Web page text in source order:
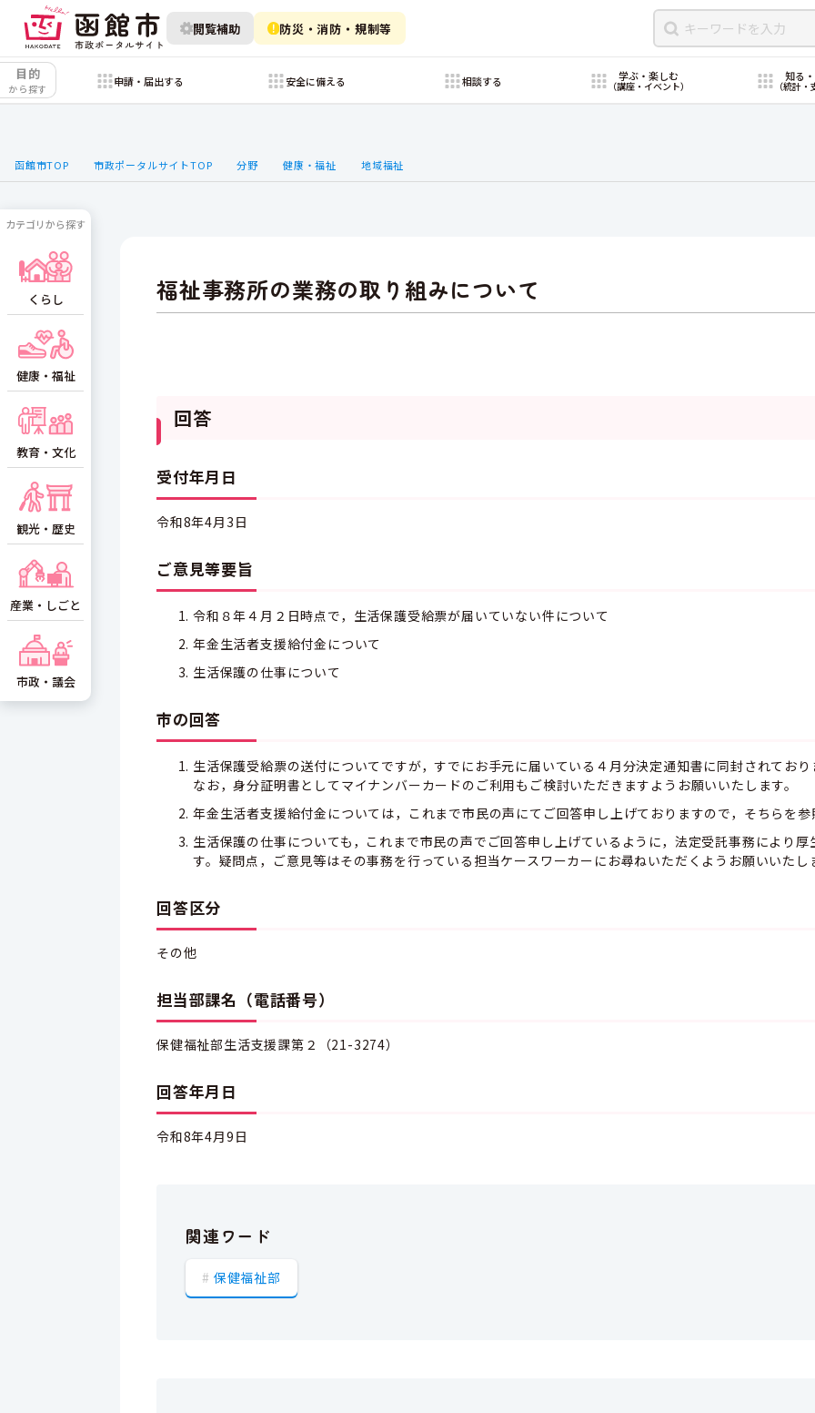
閲覧補助 防災・消防・規制等
目的
から探す
申請・届出する 安全に備える 相談する 学ぶ・楽しむ
（講座・イベント）
知る
（統計・
函館市TOP 市政ポータルサイトTOP 分野 健康・福祉 地域福祉
福祉事務所の業務の取り組みについて
回答
受付年月日
令和8年4月3日
ご意見等要旨
令和８年４月２日時点で，生活保護受給票が届いていない件について
年金生活者支援給付金について
生活保護の仕事について
市の回答
生活保護受給票の送付についてですが，すでにお手元に届いている４月分決定通知書に同封されてお
なお，身分証明書としてマイナンバーカードのご利用もご検討いただきますようお願いいたします。
年金生活者支援給付金については，これまで市民の声にてご回答申し上げておりますので，そちらを参
生活保護の仕事についても，これまで市民の声でご回答申し上げているように，法定受託事務により
す。疑問点，ご意見等はその事務を行っている担当ケースワーカーにお尋ねいただくようお願いいたし
回答区分
その他
担当部課名（電話番号）
保健福祉部生活支援課第２（21-3274）
回答年月日
令和8年4月9日
関連ワード
保健福祉部
カテゴリから探す
くらし
健康・福祉
教育・文化
観光・歴史
産業・しごと
市政・議会